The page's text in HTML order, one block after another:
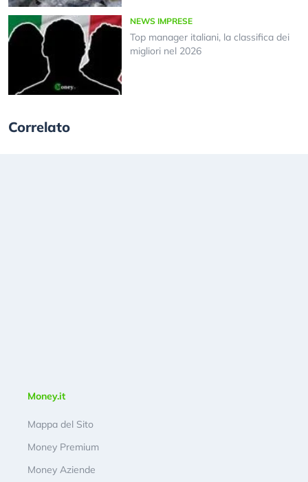
NEWS IMPRESE
Top manager italiani, la classifica dei
migliori nel 2026
Correlato
Money.it
Mappa del Sito
Money Premium
Money Aziende